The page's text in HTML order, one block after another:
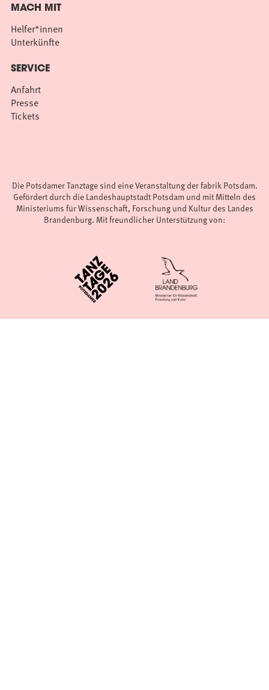
MACH MIT
Helfer*innen
Unterkünfte
SERVICE
Anfahrt
Presse
Tickets
Die Potsdamer Tanztage sind eine Veranstaltung der fabrik Potsdam.
Gefördert durch die Landeshauptstadt Potsdam und mit Mitteln des
Ministeriums für Wissenschaft, Forschung und Kultur des Landes
Brandenburg. Mit freundlicher Unterstützung von: